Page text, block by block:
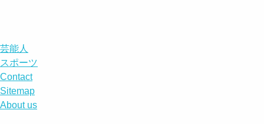
芸能人
スポーツ
Contact
Sitemap
About us